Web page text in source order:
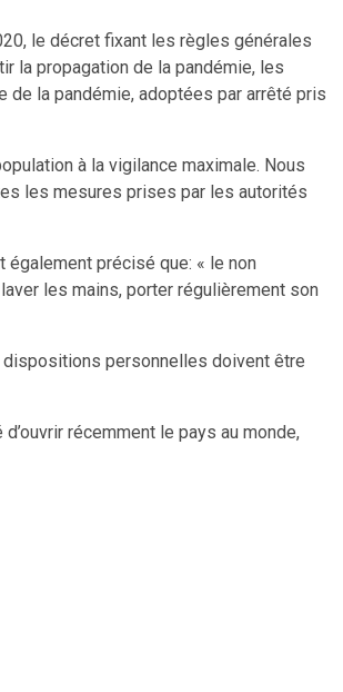
le décret fixant les règles générales
la propagation de la pandémie, les
de la pandémie, adoptées par arrêté pris
à la vigilance maximale. Nous
les mesures prises par les autorités
précisé que: « le non
les mains, porter régulièrement son
dispositions personnelles doivent être
récemment le pays au monde,